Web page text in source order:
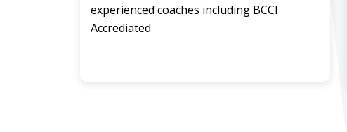
experienced coaches including BCCI
Accrediated